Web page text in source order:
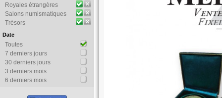
Royales étrangères
Salons numismatiques
Trésors
Date
Toutes
7 derniers jours
30 derniers jours
3 derniers mois
6 derniers mois